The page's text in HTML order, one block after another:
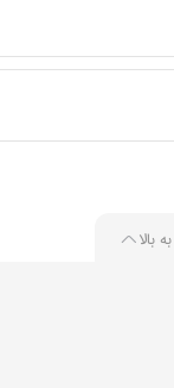
بالا